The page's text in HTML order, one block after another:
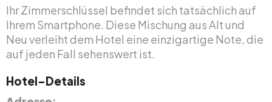
Ihr Zimmerschlüssel befindet sich tatsächlich auf
Ihrem Smartphone. Diese Mischung aus Alt und
Neu verleiht dem Hotel eine einzigartige Note, die
auf jeden Fall sehenswert ist.
Hotel-Details